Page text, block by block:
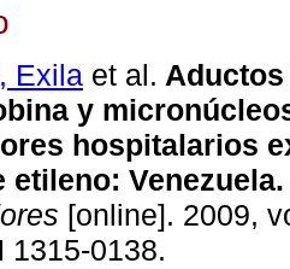
Exila et al. Aductos
y
hospitalarios
etileno: Venezuela.
[online]. 2009,
1315-0138.